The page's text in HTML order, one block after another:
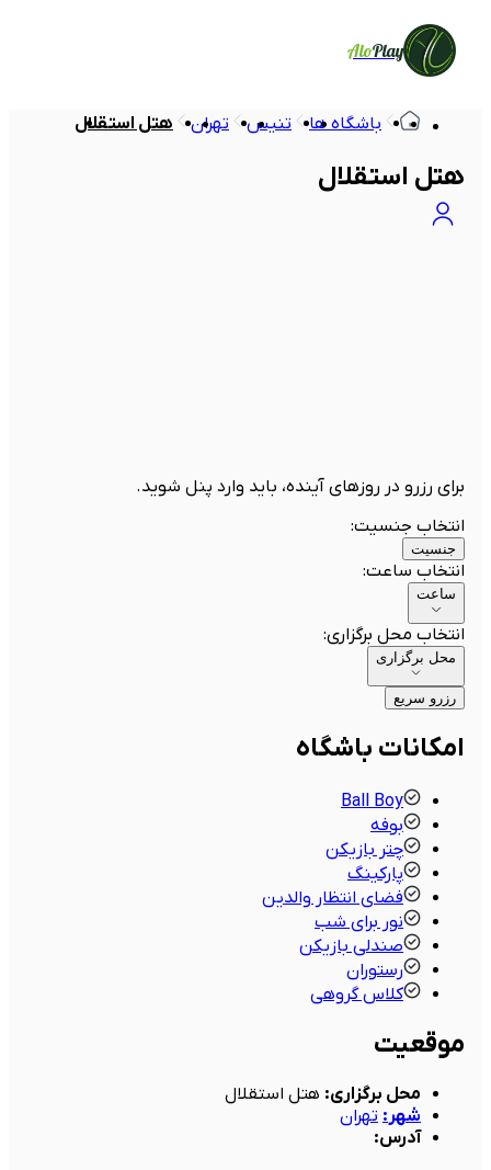
AloPlay
باشگاه ها تنیس تهران هتل استقلال
هتل استقلال
برای رزرو در روزهای آینده، باید وارد پنل شوید.
انتخاب جنسیت:
جنسیت
انتخاب ساعت:
ساعت
انتخاب محل برگزاری:
محل برگزاری
رزرو سریع
امکانات باشگاه
Ball Boy
بوفه
چتر بازیکن
پارکینگ
فضای انتظار والدین
نور برای شب
صندلی بازیکن
رستوران
کلاس گروهی
موقعیت
محل برگزاری: هتل استقلال
شهر: تهران
آدرس: